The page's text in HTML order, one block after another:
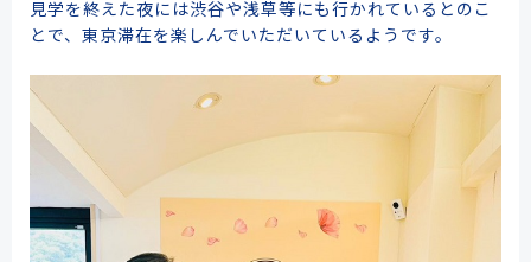
見学を終えた夜には渋谷や浅草等にも行かれているとのこ
とで、東京滞在を楽しんでいただいているようです。